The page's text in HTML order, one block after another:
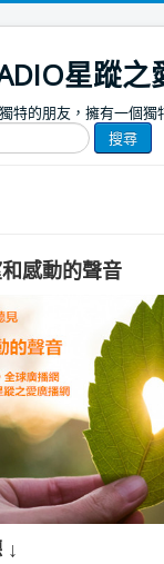
星蹤之
特的朋友，擁有一個獨
搜尋
感動的聲音
↓